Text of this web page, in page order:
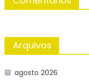
Arquivos
agosto 2026